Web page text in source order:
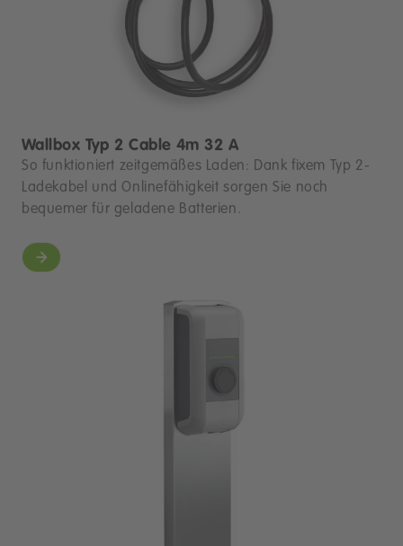
Wallbox Typ 2 Cable 4m 32 A
So funktioniert zeitgemäßes Laden: Dank fixem Typ 2-
Ladekabel und Onlinefähigkeit sorgen Sie noch
bequemer für geladene Batterien.